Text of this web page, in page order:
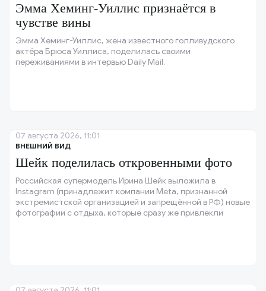
Эмма Хеминг-Уиллис признаётся в
чувстве вины
Эмма Хеминг-Уиллис, жена известного голливудского
актёра Брюса Уиллиса, поделилась своими
переживаниями в интервью Daily Mail.
ВНЕШНИЙ ВИД
Шейк поделилась откровенными фото
Российская супермодель Ирина Шейк выложила в
Instagram (принадлежит компании Meta, признанной
экстремистской организацией и запрещённой в РФ) новые
фотографии с отдыха, которые сразу же привлекли
07 августа 2026, 11:01